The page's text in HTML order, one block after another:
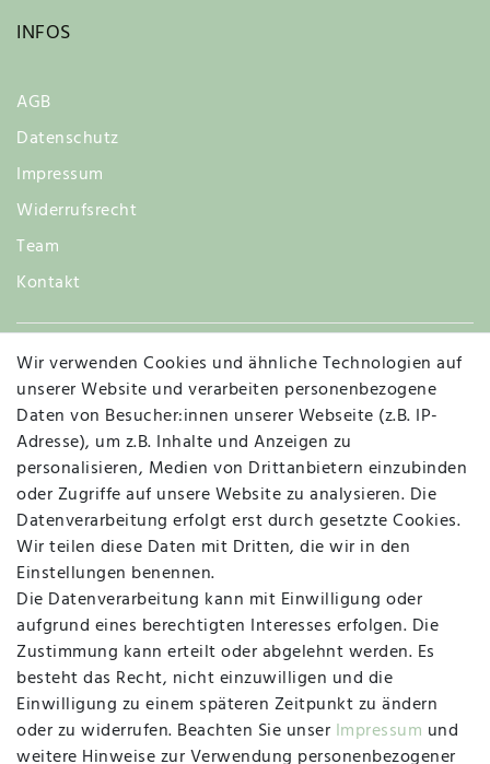
INFOS
AGB
Datenschutz
Impressum
Widerrufsrecht
Team
Kontakt
Widerruf
Vertrag widerrufen Kontakt
MAPALI VOR ORT
Herzogstraße 10
47533 Kleve
Montag, Dienstag, Donnerstag, Freitag
09:00 Uhr bis 13:00 Uhr
Mittwoch
Wir verwenden Cookies und ähnliche Technologien auf
unserer Website und verarbeiten personenbezogene
Daten von Besucher:innen unserer Webseite (z.B. IP-
Adresse), um z.B. Inhalte und Anzeigen zu
personalisieren, Medien von Drittanbietern einzubinden
oder Zugriffe auf unsere Website zu analysieren. Die
Datenverarbeitung erfolgt erst durch gesetzte Cookies.
Wir teilen diese Daten mit Dritten, die wir in den
Einstellungen benennen.
Die Datenverarbeitung kann mit Einwilligung oder
aufgrund eines berechtigten Interesses erfolgen. Die
Zustimmung kann erteilt oder abgelehnt werden. Es
besteht das Recht, nicht einzuwilligen und die
Einwilligung zu einem späteren Zeitpunkt zu ändern
oder zu widerrufen. Beachten Sie unser Impressum und
weitere Hinweise zur Verwendung personenbezogener